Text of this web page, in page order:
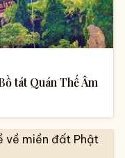
tát Quán Thế Âm